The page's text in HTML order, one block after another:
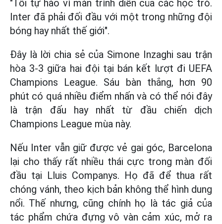
"Tôi tự hào vì màn trình diễn của các học trò.
Inter đã phải đối đầu với một trong những đội
bóng hay nhất thế giới".
Đây là lời chia sẻ của Simone Inzaghi sau trận
hòa 3-3 giữa hai đội tại bán kết lượt đi UEFA
Champions League. Sáu bàn thắng, hơn 90
phút có quá nhiều điểm nhấn và có thể nói đây
là trận đấu hay nhất từ đầu chiến dịch
Champions League mùa này.
Nếu Inter vẫn giữ được vẻ gai góc, Barcelona
lại cho thấy rất nhiều thái cực trong màn đối
đầu tại Lluis Companys. Họ đã để thua rất
chóng vánh, theo kịch bản không thể hình dung
nổi. Thế nhưng, cũng chính họ là tác giả của
tác phẩm chứa đựng vô vàn cảm xúc, mở ra